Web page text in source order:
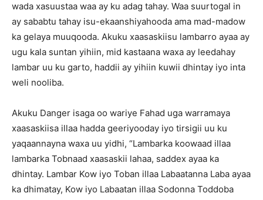
wada xasuustaa waa ay ku adag tahay. Waa suurtogal in
ay sababtu tahay isu-ekaanshiyahooda ama mad-madow
ka gelaya muuqooda. Akuku xaasaskiisu lambarro ayaa ay
ugu kala suntan yihiin, mid kastaana waxa ay leedahay
lambar uu ku garto, haddii ay yihiin kuwii dhintay iyo inta
weli nooliba.
Akuku Danger isaga oo wariye Fahad uga warramaya
xaasaskiisa illaa hadda geeriyooday iyo tirsigii uu ku
yaqaannayna waxa uu yidhi, “Lambarka koowaad illaa
lambarka Tobnaad xaasaskii lahaa, saddex ayaa ka
dhintay. Lambar Kow iyo Toban illaa Labaatanna Laba ayaa
ka dhimatay, Kow iyo Labaatan illaa Sodonna Toddoba